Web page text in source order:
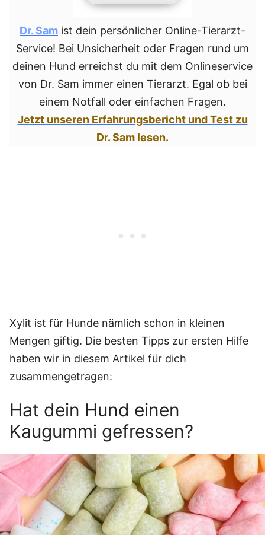
Dr. Sam ist dein persönlicher Online-Tierarzt-
Service! Bei Unsicherheit oder Fragen rund um
deinen Hund erreichst du mit dem Onlineservice
von Dr. Sam immer einen Tierarzt. Egal ob bei
einem Notfall oder einfachen Fragen.
Jetzt unseren Erfahrungsbericht und Test zu
Dr. Sam lesen.
Xylit ist für Hunde nämlich schon in kleinen
Mengen giftig. Die besten Tipps zur ersten Hilfe
haben wir in diesem Artikel für dich
zusammengetragen:
Hat dein Hund einen
Kaugummi gefressen?